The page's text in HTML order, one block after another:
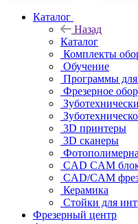
Каталог
Назад
Каталог
Комплекты
Обучение
Программы
Фрезерное
3D принтеры
3D сканеры
CAD CAM
CAD/CAM
Керамика
Стойки для
Фрезерный центр